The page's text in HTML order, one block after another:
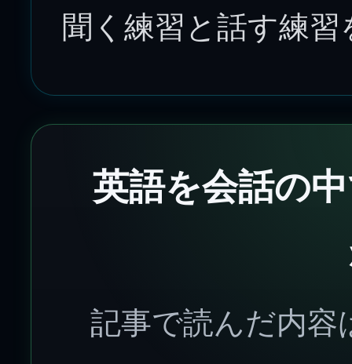
聞く練習と話す練
英語を会話の
記事で読んだ内容